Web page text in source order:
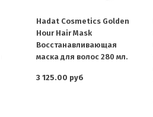
Hadat Cosmetics Golden
Hour Hair Mask
Восстанавливающая
маска для волос 280 мл.
3 125.00 руб